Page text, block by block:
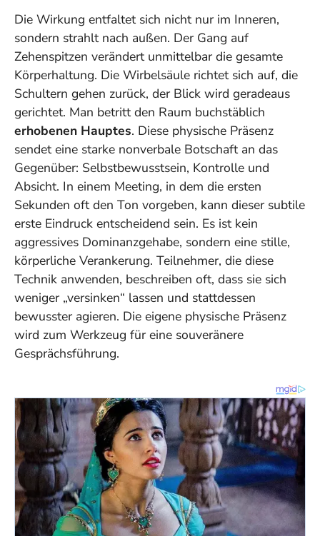
Die Wirkung entfaltet sich nicht nur im Inneren,
sondern strahlt nach außen. Der Gang auf
Zehenspitzen verändert unmittelbar die gesamte
Körperhaltung. Die Wirbelsäule richtet sich auf, die
Schultern gehen zurück, der Blick wird geradeaus
gerichtet. Man betritt den Raum buchstäblich
erhobenen Hauptes. Diese physische Präsenz
sendet eine starke nonverbale Botschaft an das
Gegenüber: Selbstbewusstsein, Kontrolle und
Absicht. In einem Meeting, in dem die ersten
Sekunden oft den Ton vorgeben, kann dieser subtile
erste Eindruck entscheidend sein. Es ist kein
aggressives Dominanzgehabe, sondern eine stille,
körperliche Verankerung. Teilnehmer, die diese
Technik anwenden, beschreiben oft, dass sie sich
weniger „versinken“ lassen und stattdessen
bewusster agieren. Die eigene physische Präsenz
wird zum Werkzeug für eine souveränere
Gesprächsführung.